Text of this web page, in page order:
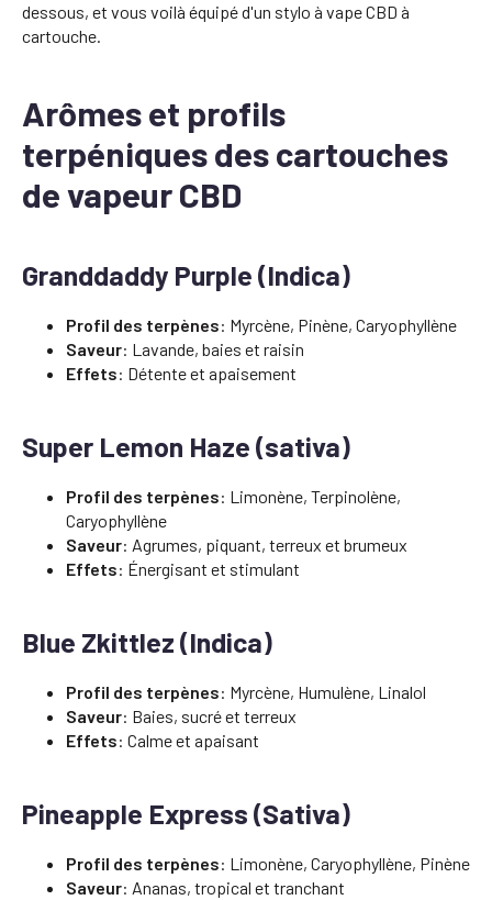
dessous, et vous voilà équipé d'un stylo à vape CBD à
cartouche.
Arômes et profils
terpéniques des cartouches
de vapeur CBD
Granddaddy Purple (Indica)
Profil des terpènes: Myrcène, Pinène, Caryophyllène
Saveur: Lavande, baies et raisin
Effets: Détente et apaisement
Super Lemon Haze (sativa)
Profil des terpènes: Limonène, Terpinolène,
Caryophyllène
Saveur: Agrumes, piquant, terreux et brumeux
Effets: Énergisant et stimulant
Blue Zkittlez (Indica)
Profil des terpènes: Myrcène, Humulène, Linalol
Saveur: Baies, sucré et terreux
Effets: Calme et apaisant
Pineapple Express (Sativa)
Profil des terpènes: Limonène, Caryophyllène, Pinène
Saveur: Ananas, tropical et tranchant